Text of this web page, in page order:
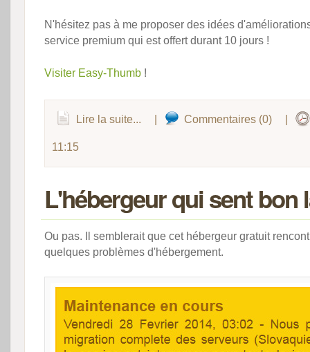
N'hésitez pas à me proposer des idées
service premium qui est offert durant 10 jours !
Visiter Easy-Thumb !
Lire la suite... Commentaires (0)
11:15
L'hébergeur qui sent bon
Ou pas. Il semblerait que cet hébergeur gratuit
quelques problèmes d'hébergement.